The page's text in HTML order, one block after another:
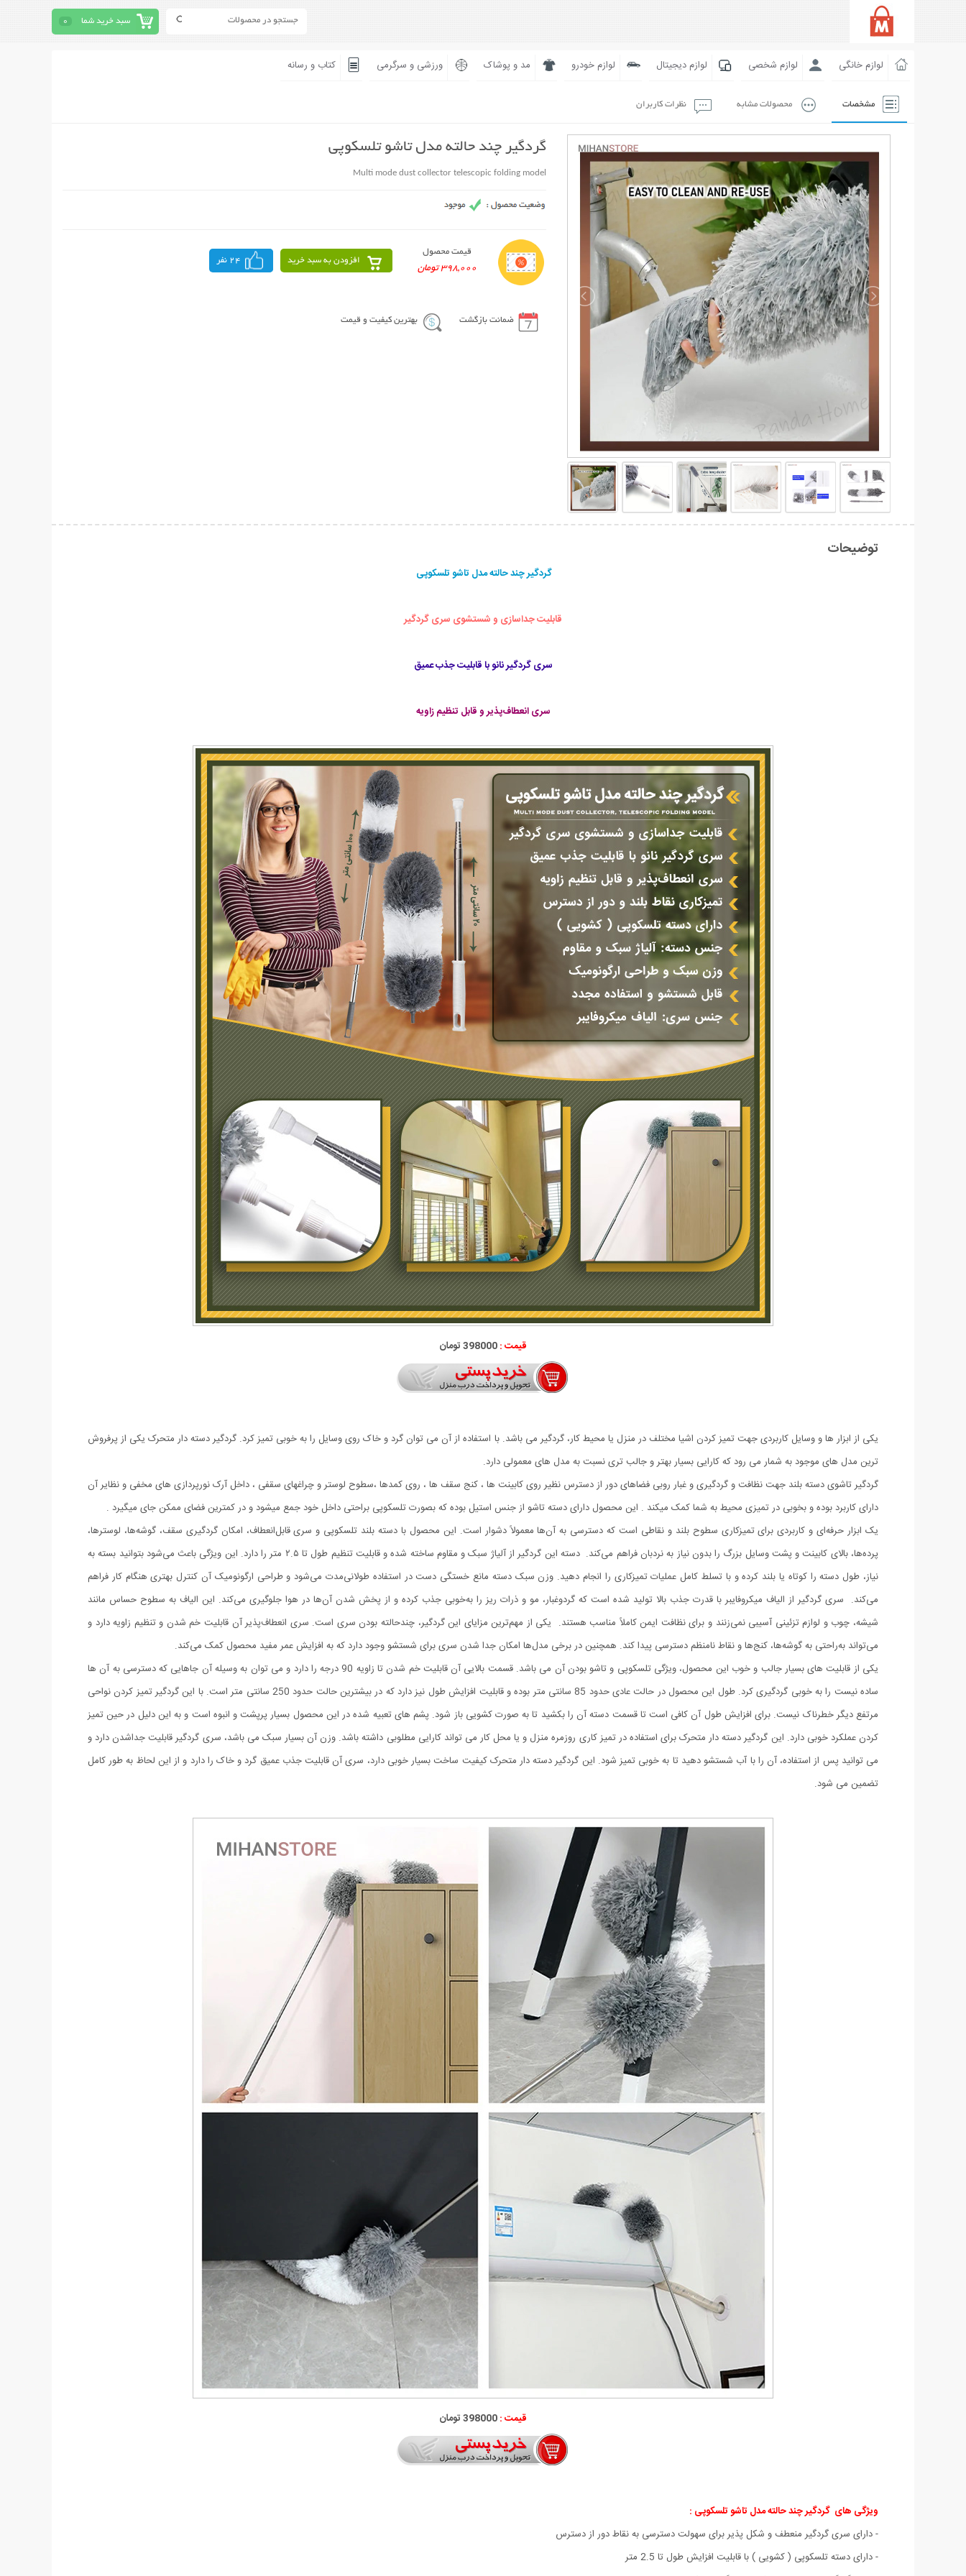
سبد خرید شما 0
لوازم خانگی لوازم شخصی لوازم دیجیتال لوازم خودرو مد و پوشاک ورزشی و سرگرمی کتاب و رسانه
مشخصات محصولات مشابه نظرات کاربران
گردگیر چند حالته مدل تاشو تلسکوپی
Multi mode dust collector telescopic folding model
قیمت محصول
398,000 تومان
افزودن به سبد خرید 24 نفر
ضمانت بازگشت بهترین کیفیت و قیمت
توضیحات
گردگیر چند حالته مدل تاشو تلسکوپی
قابلیت جداسازی و شستشوی سری گردگیر
سری گردگیر نانو با قابلیت جذب عمیق
سری انعطاف‌پذیر و قابل تنظیم زاویه
قیمت :398000 تومان
یکی از ابزار ها و وسایل کاربردی جهت تمیز کردن اشیا مختلف در منزل یا محیط کار، گردگیر می باشد. با استفاده از آن می توان گرد و خاک روی وسایل را به خوبی تمیز کرد. گردگیر دسته دار متحرک یکی از پرفروش
ترین مدل های موجود به شمار می رود که کارایی بسیار بهتر و جالب تری نسبت به مدل های معمولی دارد.
گردگیر تاشوی دسته بلند جهت نظافت و گردگیری و غبار روبی فضاهای دور از دسترس نظیر روی کابینت ها ، کنج سقف ها ، روی کمدها ،سطوح لوستر و چراغهای سقفی ، داخل آرک نورپردازی های مخفی و نظایر آن
دارای کاربرد بوده و بخوبی در تمیزی محیط به شما کمک میکند . این محصول دارای دسته تاشو از جنس استیل بوده که بصورت تلسکوپی براحتی داخل خود جمع میشود و در کمترین فضای ممکن جای میگیرد .
یک ابزار حرفه‌ای و کاربردی برای تمیزکاری سطوح بلند و نقاطی است که دسترسی به آن‌ها معمولاً دشوار است. این محصول با دسته بلند تلسکوپی و سری قابل‌انعطاف، امکان گردگیری سقف، گوشه‌ها، لوسترها،
پرده‌ها، بالای کابینت و پشت وسایل بزرگ را بدون نیاز به نردبان فراهم می‌کند. دسته این گردگیر از آلیاژ سبک و مقاوم ساخته شده و قابلیت تنظیم طول تا ۲.۵ متر را دارد. این ویژگی باعث می‌شود بتوانید بسته به
نیاز، طول دسته را کوتاه یا بلند کرده و با تسلط کامل عملیات تمیزکاری را انجام دهید. وزن سبک دسته مانع خستگی دست در استفاده طولانی‌مدت می‌شود و طراحی ارگونومیک آن کنترل بهتری هنگام کار فراهم
می‌کند. سری گردگیر از الیاف میکروفایبر با قدرت جذب بالا تولید شده است که گردوغبار، مو و ذرات ریز را به‌خوبی جذب کرده و از پخش شدن آن‌ها در هوا جلوگیری می‌کند. این الیاف به سطوح حساس مانند
شیشه، چوب و لوازم تزئینی آسیبی نمی‌زنند و برای نظافت ایمن کاملاً مناسب هستند. یکی از مهم‌ترین مزایای این گردگیر، چندحالته بودن سری است. سری انعطاف‌پذیر آن قابلیت خم شدن و تنظیم زاویه دارد و
می‌تواند به‌راحتی به گوشه‌ها، کنج‌ها و نقاط نامنظم دسترسی پیدا کند. همچنین در برخی مدل‌ها امکان جدا شدن سری برای شستشو وجود دارد که به افزایش عمر مفید محصول کمک می‌کند.
یکی از قابلیت های بسیار جالب و خوب این محصول، ویژگی تلسکوپی و تاشو بودن آن می باشد. قسمت بالایی آن قابلیت خم شدن تا زاویه 90 درجه را دارد و می توان به وسیله آن جاهایی که دسترسی به آن ها
ساده نیست را به خوبی گردگیری کرد. طول این محصول در حالت عادی حدود 85 سانتی متر بوده و قابلیت افزایش طول نیز دارد که در بیشترین حالت حدود 250 سانتی متر است. با این گردگیر تمیز کردن نواحی
مرتفع دیگر خطرناک نیست. برای افزایش طول آن کافی است تا قسمت دسته آن را بکشید تا به صورت کشویی باز شود. پشم های تعبیه شده در این محصول بسیار پرپشت و انبوه است و به این دلیل در حین تمیز
کردن عملکرد خوبی دارد. این گردگیر دسته دار متحرک برای استفاده در تمیز کاری روزمره منزل و یا محل کار می تواند کارایی مطلوبی داشته باشد. وزن آن بسیار سبک می باشد، سری گردگیر قابلیت جداشدن دارد و
می توانید پس از استفاده، آن را با آب شستشو دهید تا به خوبی تمیز شود. این گردگیر دسته دار متحرک کیفیت ساخت بسیار خوبی دارد، سری آن قابلیت جذب عمیق گرد و خاک را دارد و از این لحاظ به طور کامل
تضمین می شود.
قیمت :398000 تومان
ویژگی های گردگیر چند حالته مدل تاشو تلسکوپی :
- دارای سری گردگیر منعطف و شکل پذیر برای سهولت دسترسی به نقاط دور از دسترس
- دارای دسته تلسکوپی ( کشویی ) با قابلیت افزایش طول تا 2.5 متر